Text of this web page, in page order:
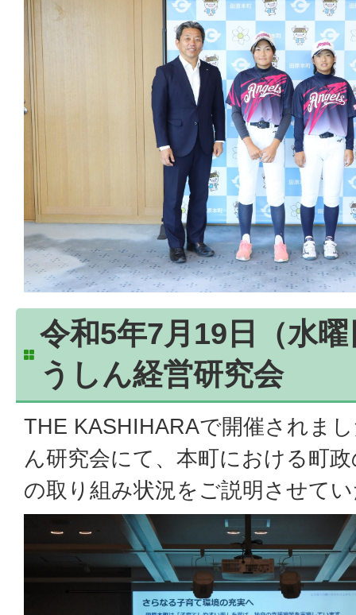
令和5年7月19日（水
うしん経営研究会
THE KASHIHARAで開催されま
ん研究会にて、本町における町
の取り組み状況をご説明させて